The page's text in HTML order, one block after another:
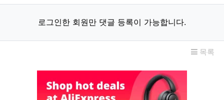
로그인한 회원만 댓글 등록이 가능합니다.
목록